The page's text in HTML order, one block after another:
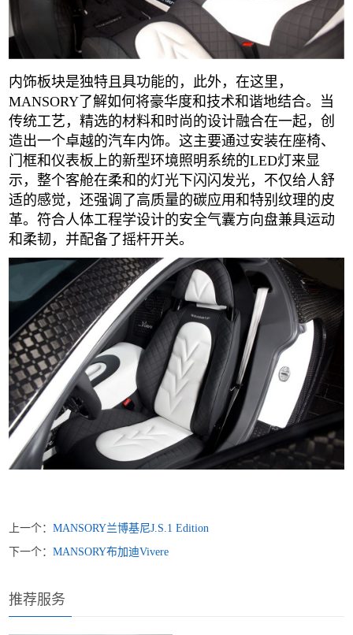
内饰板块是独特且具功能的，此外，在这里，
MANSORY了解如何将豪华度和技术和谐地结合。当
传统工艺，精选的材料和时尚的设计融合在一起，创
造出一个卓越的汽车内饰。这主要通过安装在座椅、
门框和仪表板上的新型环境照明系统的LED灯来显
示，整个客舱在柔和的灯光下闪闪发光，不仅给人舒
适的感觉，还强调了高质量的碳应用和特别纹理的皮
革。符合人体工程学设计的安全气囊方向盘兼具运动
和柔韧，并配备了摇杆开关。
上一个：MANSORY兰博基尼J.S.1 Edition
下一个：MANSORY布加迪Vivere
推荐服务